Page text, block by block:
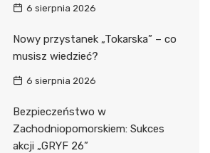
6 sierpnia 2026
Nowy przystanek „Tokarska” – co
musisz wiedzieć?
6 sierpnia 2026
Bezpieczeństwo w
Zachodniopomorskiem: Sukces
akcji „GRYF 26”